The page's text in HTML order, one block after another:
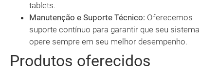
tablets.
Manutenção e Suporte Técnico: Oferecemos
suporte contínuo para garantir que seu sistema
opere sempre em seu melhor desempenho.
Produtos oferecidos